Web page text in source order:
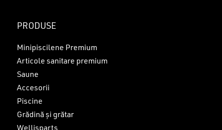
PRODUSE
Minipiscilene Premium
Articole sanitare premium
Saune
Accesorii
Piscine
Grădină și grătar